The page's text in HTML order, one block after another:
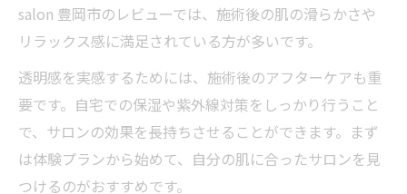
salon 豊岡市のレビューでは、施術後の肌の滑らかさや
リラックス感に満足されている方が多いです。
透明感を実感するためには、施術後のアフターケアも重
要です。自宅での保湿や紫外線対策をしっかり行うこと
で、サロンの効果を長持ちさせることができます。まず
は体験プランから始めて、自分の肌に合ったサロンを見
つけるのがおすすめです。